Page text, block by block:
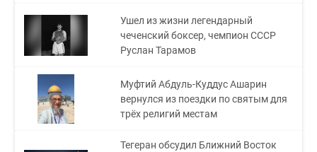
Ушел из жизни легендарный
чеченский боксер, чемпион СССР
Руслан Тарамов
Муфтий Абдуль-Куддус Ашарин
вернулся из поездки по святым для
трёх религий местам
Тегеран обсудил Ближний Восток